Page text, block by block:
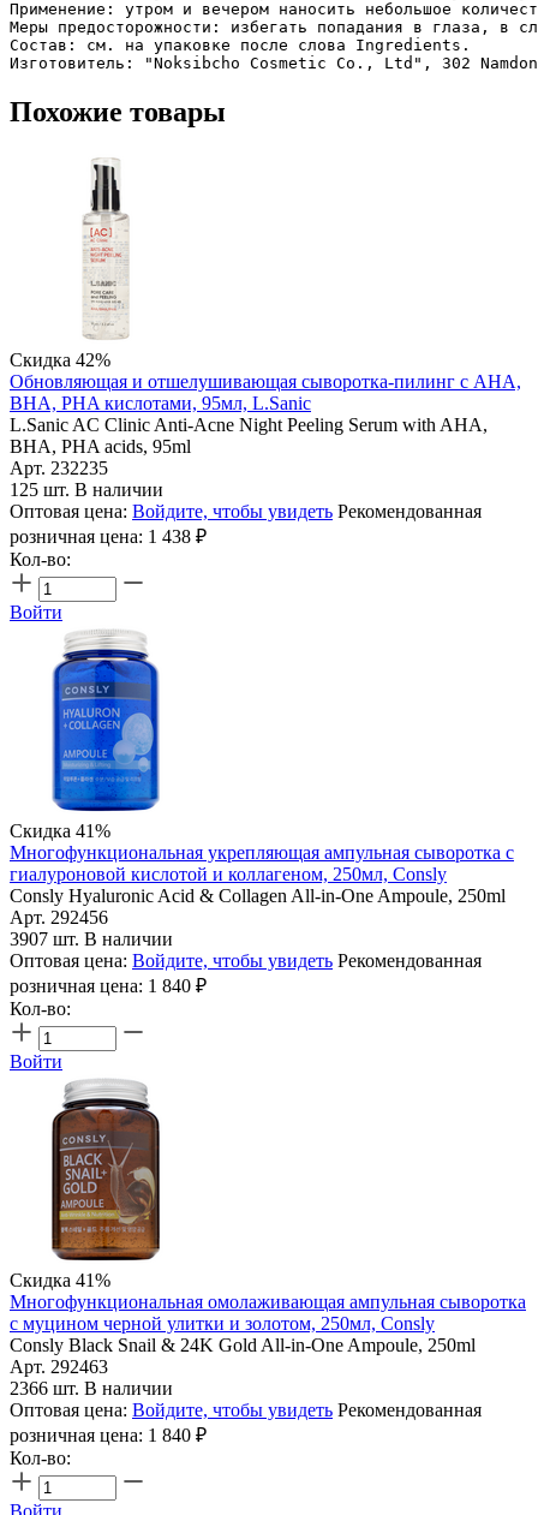
Применение: утром и вечером наносить небольшое
Меры предосторожности: избегать попадания в глаза, в
Состав: см. на упаковке после слова Ingredients.
Похожие товары
Скидка 42%
Обновляющая и отшелушивающая сыворотка-пилинг с AHA,
BHA, PHA кислотами, 95мл, L.Sanic
L.Sanic AC Clinic Anti-Acne Night Peeling Serum with AHA,
BHA, PHA acids, 95ml
Арт. 232235
125 шт. В наличии
Оптовая цена: Войдите, чтобы увидеть Рекомендованная
розничная цена: 1 438 ₽
Кол-во:
Войти
Скидка 41%
Многофункциональная укрепляющая ампульная сыворотка с
гиалуроновой кислотой и коллагеном, 250мл, Consly
Consly Hyaluronic Acid & Collagen All-in-One Ampoule, 250ml
Арт. 292456
3907 шт. В наличии
Оптовая цена: Войдите, чтобы увидеть Рекомендованная
розничная цена: 1 840 ₽
Кол-во:
Войти
Скидка 41%
Многофункциональная омолаживающая ампульная сыворотка
с муцином черной улитки и золотом, 250мл, Consly
Consly Black Snail & 24K Gold All-in-One Ampoule, 250ml
Арт. 292463
2366 шт. В наличии
Оптовая цена: Войдите, чтобы увидеть Рекомендованная
розничная цена: 1 840 ₽
Кол-во:
Войти